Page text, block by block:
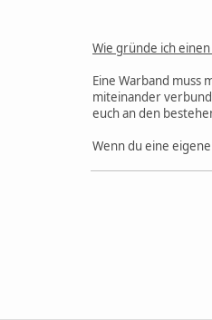
Wie gründe ich
Eine Warband muss
miteinander
euch an den
Wenn du eine